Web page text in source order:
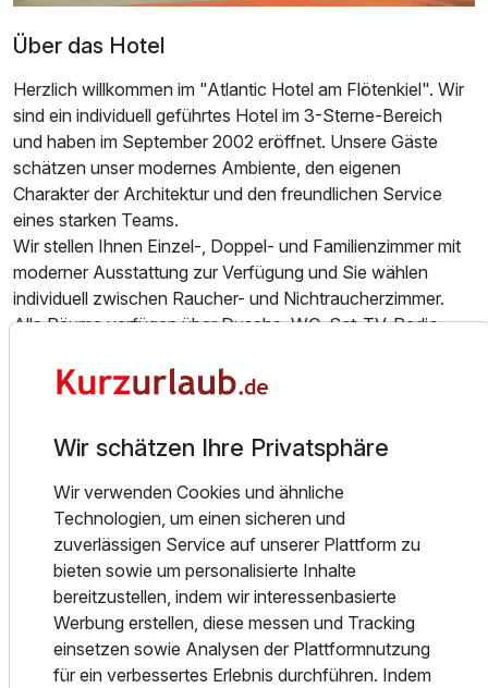
Ausstattung
Für 3 Tage p.P. ab 158,00 €
Über das Hotel
Herzlich willkommen im "Atlantic Hotel am Flötenkiel". Wir
sind ein individuell geführtes Hotel im 3-Sterne-Bereich
und haben im September 2002 eröffnet. Unsere Gäste
schätzen unser modernes Ambiente, den eigenen
Charakter der Architektur und den freundlichen Service
eines starken Teams.
Wir stellen Ihnen Einzel-, Doppel- und Familienzimmer mit
moderner Ausstattung zur Verfügung und Sie wählen
individuell zwischen Raucher- und Nichtraucherzimmer.
Alle Räume verfügen über Dusche, WC, Sat-TV, Radio,
teilweise über einen Kühlschrank. Nach einer entspannten
Tag. Im Foyer serviert Ihnen das freundliche Team der
Rezeption kalte und warme Getränke und beantwortet Ihre
Fragen zum Aufenthalt. Rund um die Uhr finden Sie im
Foyer einen Automaten mit Snacks und Getränken.
Wir haben für unsere Gäste einen modern ausgestatteten
Tagungsraum für Konferenzen und Seminare eingerichtet.
Auf Wunsch bieten wir auch ein Catering für die gesamte
Veranstaltungsdauer.
Wir schätzen Ihre Privatsphäre
Wir verwenden Cookies und ähnliche
Technologien, um einen sicheren und
zuverlässigen Service auf unserer Plattform zu
bieten sowie um personalisierte Inhalte
bereitzustellen, indem wir interessenbasierte
Werbung erstellen, diese messen und Tracking
einsetzen sowie Analysen der Plattformnutzung
für ein verbessertes Erlebnis durchführen. Indem